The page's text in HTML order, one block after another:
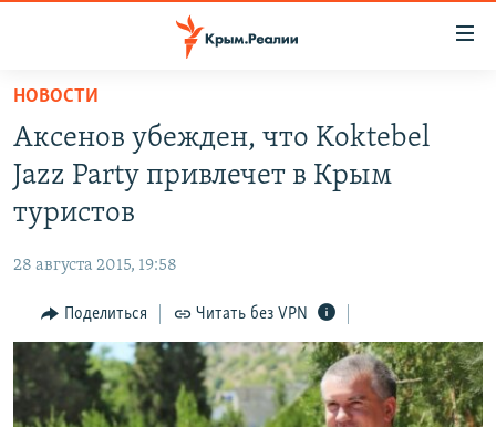
Вернуться
основному
содержанию
главной
навигации
Вернутся
поиску
СПЕЦПРОЕКТЫ
11 ЛЕТ ОККУПАЦИИ КРЫМА. 11 ИСТОРИЙ СОПРОТИВЛЕНИЯ
ЕЩЕ
ИНТЕРАКТИВ
ИНФОГРАФИКА
ТЕЛЕПРОЕКТ КРЫМ.РЕАЛИИ
РАДІО СВОБОДА
КАК ОБОЙТИ БЛОКИРОВКУ
Українською
НОВОСТИ
Аксенов убежден, что Koktebel
Jazz Party привлечет в Крым
туристов
28 августа 2015, 19:58
Поделиться Читать без VPN